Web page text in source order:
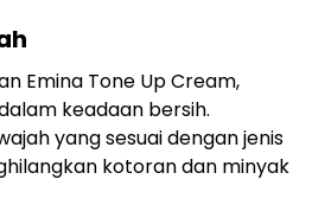
Emina Tone Up Cream,
keadaan bersih.
yang sesuai dengan jenis
kotoran dan minyak